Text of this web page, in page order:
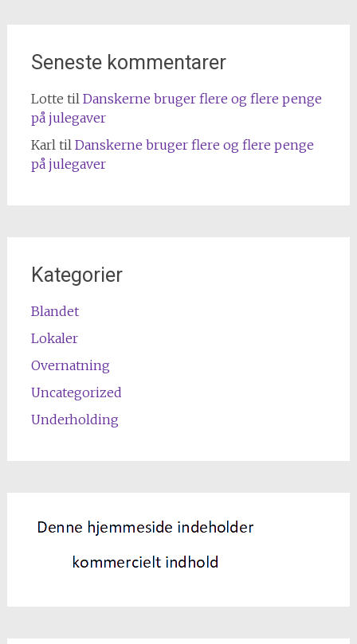
Seneste kommentarer
Lotte til Danskerne bruger flere og flere penge
på julegaver
Karltil Danskerne bruger flere og flere penge
på julegaver
Kategorier
Blandet
Lokaler
Overnatning
Uncategorized
Underholding